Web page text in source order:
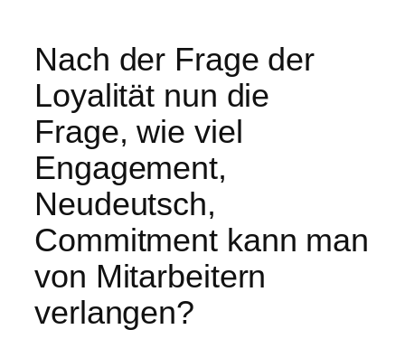
Nach der Frage der
Loyalität nun die
Frage, wie viel
Engagement,
Neudeutsch,
Commitment kann man
von Mitarbeitern
verlangen?